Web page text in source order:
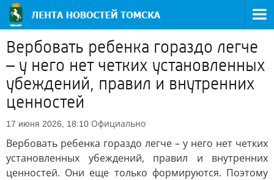
Вербовать ребенка гораздо легче
– у него нет четких установленных
убеждений, правил и внутренних
ценностей
17 июня 2026, 18:10 Официально
Вербовать ребенка гораздо легче – у него нет четких
установленных убеждений, правил и внутренних
ценностей. Они еще только формируются. Поэтому